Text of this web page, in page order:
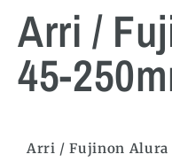
Arri /
45-
Arri / Fujinon Alura